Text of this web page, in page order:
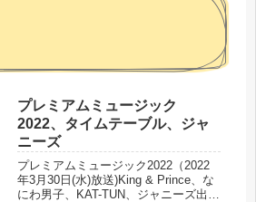
プレミアムミュージック
2022、タイムテーブル、ジャ
ニーズ
プレミアムミュージック2022（2022
年3月30日(水)放送)King & Prince、な
にわ男子、KAT-TUN、ジャニーズ出演